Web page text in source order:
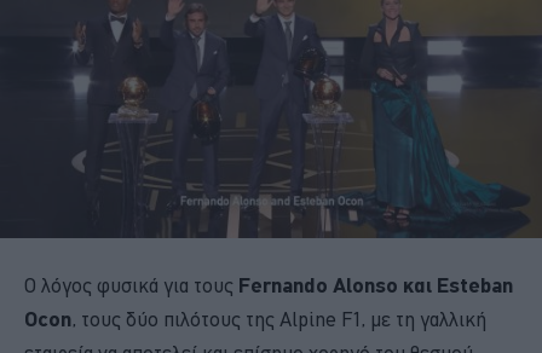
Ο λόγος φυσικά για τους Fernando Alonso και Esteban
Ocon, τους δύο πιλότους της Alpine F1, με τη γαλλική